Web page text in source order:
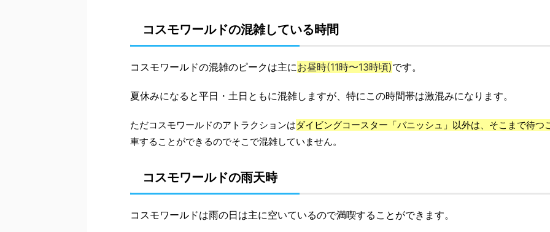
コスモワールドの混雑している時間
コスモワールドの混雑のピークは主にお昼時(11時〜13時頃)です。
夏休みになると平日・土日ともに混雑しますが、特にこの時間帯は激混みになります。
ただコスモワールドのアトラクションはダイビングコースター「バニッシュ」以外は、そこまで待
車することができるのでそこで混雑していません。
コスモワールドの雨天時
コスモワールドは雨の日は主に空いているので満喫することができます。